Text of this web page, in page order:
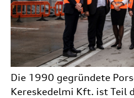
Die 1990 gegründete
Kereskedelmi Kft. ist Teil